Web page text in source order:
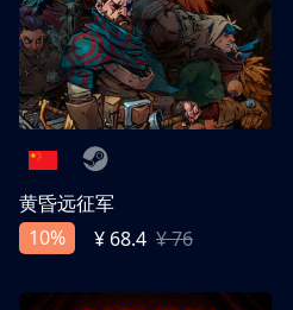
黄昏远征军
10%
¥ 68.4 ¥ 76